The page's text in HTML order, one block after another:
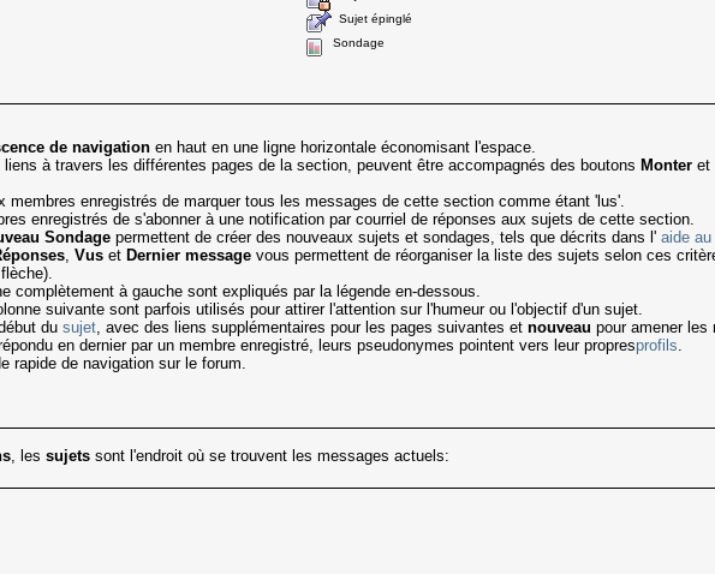
Sujet épinglé
Sondage
de navigationen haut en une ligne horizontale économisant l'espace.
à travers les différentes pages de la section, peuvent être accompagnés des boutons Monteret
membres enregistrés de marquer tous les messages de cette section comme étant 'lus'.
enregistrés de s'abonner à une notification par courriel de réponses aux sujets de cette section.
Sondagepermettent de créer des nouveaux sujets et sondages, tels que décrits dans l' aide
, Vuset Dernier messagevous permettent de réorganiser la liste des sujets selon ces
complètement à gauche sont expliqués par la légende en-dessous.
suivante sont parfois utilisés pour attirer l'attention sur l'humeur ou l'objectif d'un sujet.
du sujet, avec des liens supplémentaires pour les pages suivantes et nouveau pour amener les
en dernier par un membre enregistré, leurs pseudonymes pointent vers leur propresprofils.
rapide de navigation sur le forum.
, les sujetssont l'endroit où se trouvent les messages actuels: